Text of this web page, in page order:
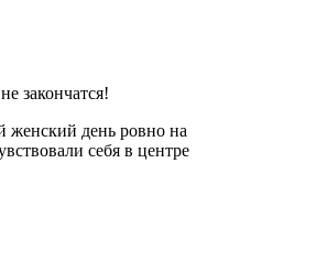
закончатся!
день ровно на
себя в центре